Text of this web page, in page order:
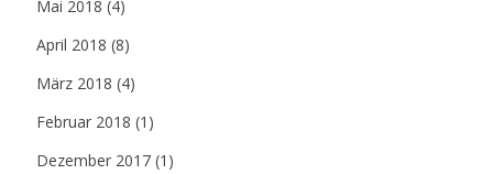
Mai 2018 (4)
April 2018 (8)
März 2018 (4)
Februar 2018 (1)
Dezember 2017 (1)